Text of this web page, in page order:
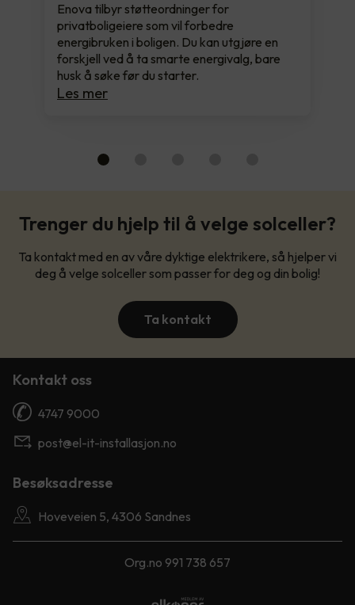
Enova tilbyr støtteordninger for
privatboligeiere som vil forbedre
energibruken i boligen. Du kan utgjøre en
forskjell ved å ta smarte energivalg, bare
husk å søke før du starter.
Les mer
Trenger du hjelp til å velge solceller?
Ta kontakt med en av våre dyktige elektrikere, så hjelper vi
deg å velge solceller som passer for deg og din bolig!
Ta kontakt
Kontakt oss
4747 9000
post@el-it-installasjon.no
Besøksadresse
Hoveveien 5, 4306 Sandnes
Org.no 991 738 657